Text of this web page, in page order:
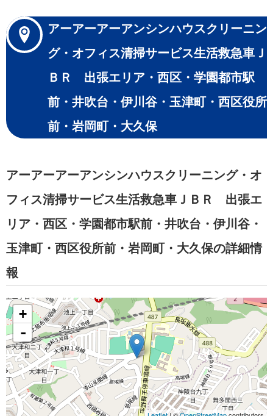
アーアーアーアンシンハウスクリーニン
グ・オフィス清掃サービス生活救急車Ｊ
ＢＲ 出張エリア・西区・学園都市駅
前・井吹台・伊川谷・玉津町・西区役所
前・岩岡町・大久保
アーアーアーアンシンハウスクリーニング・オ
フィス清掃サービス生活救急車ＪＢＲ 出張エ
リア・西区・学園都市駅前・井吹台・伊川谷・
玉津町・西区役所前・岩岡町・大久保の詳細情
報
+
-